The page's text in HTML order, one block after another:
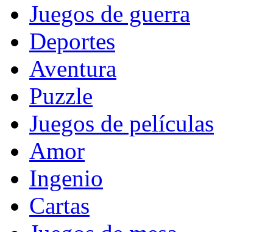
Juegos de guerra
Deportes
Aventura
Puzzle
Juegos de películas
Amor
Ingenio
Cartas